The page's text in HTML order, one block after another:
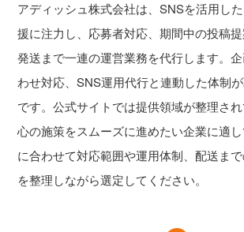
アディッシュ株式会社は、SNSを活用し
援に注力し、応募者対応、期間中の投稿
発送まで一連の運営業務を代行します。
わせ対応、SNS運用代行と連動した体制
です。公式サイトでは提供領域が整理さ
心の施策をスムーズに進めたい企業に適
に合わせて対応範囲や運用体制、配送ま
を整理しながら選定してください。